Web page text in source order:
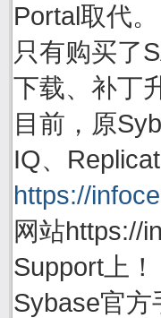
Portal取代。
只有购买了
下载、补丁
目前，原
IQ、
https://
网站https://
Support上！
Sybase官方